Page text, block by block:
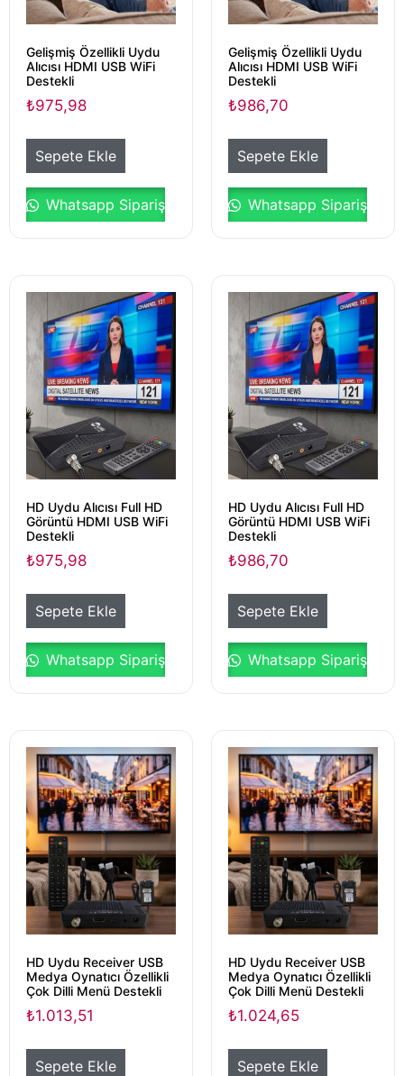
Gelişmiş Özellikli Uydu
Alıcısı HDMI USB WiFi
Destekli
₺975,98
Sepete Ekle
Whatsapp Sipariş
Gelişmiş Özellikli Uydu
Alıcısı HDMI USB WiFi
Destekli
₺986,70
Sepete Ekle
Whatsapp Sipariş
HD Uydu Alıcısı Full HD
Görüntü HDMI USB WiFi
Destekli
₺975,98
Sepete Ekle
Whatsapp Sipariş
HD Uydu Alıcısı Full HD
Görüntü HDMI USB WiFi
Destekli
₺986,70
Sepete Ekle
Whatsapp Sipariş
HD Uydu Receiver USB
Medya Oynatıcı Özellikli
Çok Dilli Menü Destekli
₺1.013,51
Sepete Ekle
HD Uydu Receiver USB
Medya Oynatıcı Özellikli
Çok Dilli Menü Destekli
₺1.024,65
Sepete Ekle